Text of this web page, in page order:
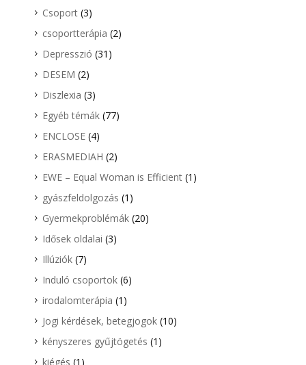
Csoport(3)
csoportterápia (2)
Depresszió (31)
DESEM (2)
Diszlexia (3)
Egyéb témák(77)
ENCLOSE(4)
ERASMEDIAH (2)
EWE – Equal Woman is Efficient(1)
gyászfeldolgozás (1)
Gyermekproblémák(20)
Idősek oldalai (3)
Illúziók(7)
Induló csoportok(6)
irodalomterápia (1)
Jogi kérdések, betegjogok(10)
kényszeres gyűjtögetés (1)
kiégés (1)